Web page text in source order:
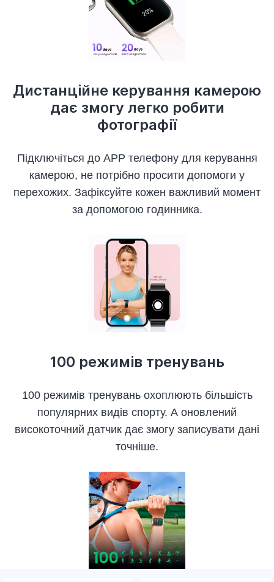
Дистанційне керування камерою
дає змогу легко робити
фотографії
Підключіться до APP телефону для керування
камерою, не потрібно просити допомоги у
перехожих. Зафіксуйте кожен важливий момент
за допомогою годинника.
100 режимів тренувань
100 режимів тренувань охоплюють більшість
популярних видів спорту. А оновлений
високоточний датчик дає змогу записувати дані
точніше.